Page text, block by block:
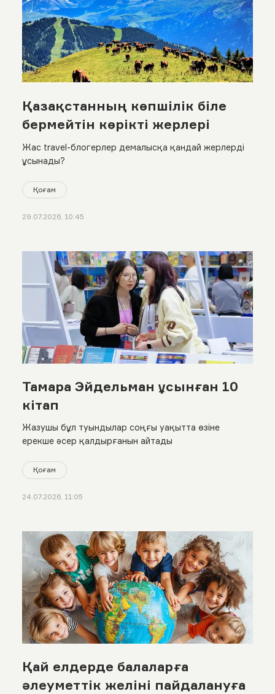
Қазақстанның көпшілік біле
бермейтін көрікті жерлері
Жас travel-блогерлер демалысқа қандай жерлерді
ұсынады?
Қоғам
29.07.2026, 10:45
Тамара Эйдельман ұсынған 10
кітап
Жазушы бұл туындылар соңғы уақытта өзіне
ерекше әсер қалдырғанын айтады
Қоғам
24.07.2026, 11:05
Қай елдерде балаларға
әлеуметтік желіні пайдалануға